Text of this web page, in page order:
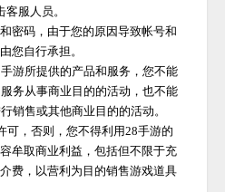
服人员。
密码，由于您的原因导致帐号和
您自行承担。
游所提供的产品和服务，您不能
务从事商业目的的活动，也不能
销售或其他商业目的的活动。
可，否则，您不得利用28手游的
牟取商业利益，包括但不限于充
费，以营利为目的销售游戏道具